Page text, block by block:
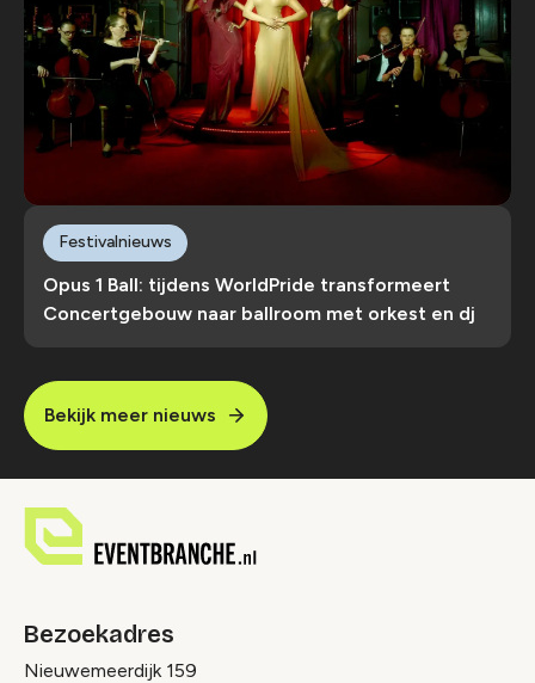
Opus 1 Ball: tijdens WorldPride transformeert
Concertgebouw naar ballroom met orkest en dj
Festivalnieuws
Bekijk meer nieuws
Bezoekadres
Nieuwemeerdijk 159